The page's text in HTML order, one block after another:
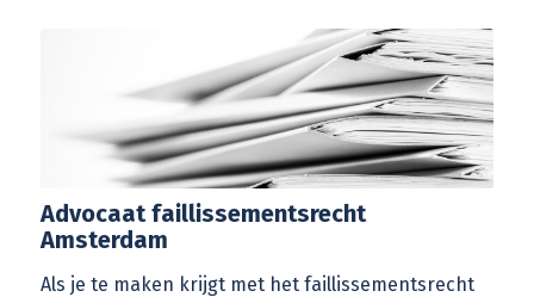
Advocaat faillissementsrecht
Amsterdam
Als je te maken krijgt met het faillissementsrecht